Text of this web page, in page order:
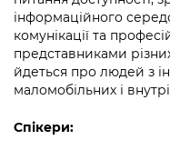
Вакансії
Статистика
Бізнес та
Фінанси та
Безпека та
Ритуальні послуги
Відкритий бюджет
Контактний центр
Допомога
Рада з питань
Питання і
інформацію
Порядок
бездіяльності
Звіти про
Подати
Submitting a
Зйомки в
стану / Rules for
інформаційного
комунікації та
представниками
йдеться про людей з
маломобільних і
Спікери: